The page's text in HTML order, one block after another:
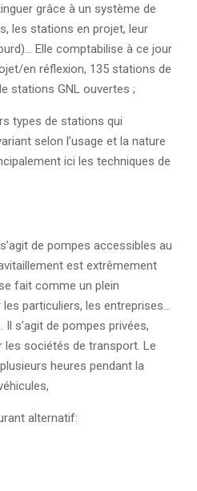
grâce à un système de
les stations en projet, leur
Elle comptabilise à ce jour
en réflexion, 135 stations de
stations GNL ouvertes ;
types de stations qui
selon l’usage et la nature
ici les techniques de
de pompes accessibles au
est extrêmement
fait comme un plein
particuliers, les entreprises…
s’agit de pompes privées,
sociétés de transport. Le
heures pendant la
alternatif: